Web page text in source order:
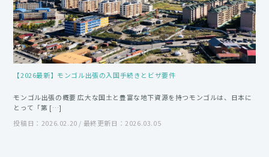
【2026最新】モンゴル出張の入国手続きとビザ要件
モンゴル出張の概要 広大な国土と豊富な地下資源を持つモンゴルは、日本に
とって「第 […]
投稿日：2026.02.20 / 最終更新日：2026.03.05